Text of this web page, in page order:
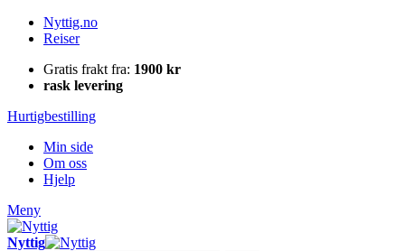
Nyttig.no
Reiser
Gratis frakt fra: 1900 kr
rask levering
Hurtigbestilling
Min side
Om oss
Hjelp
Meny
Nyttig